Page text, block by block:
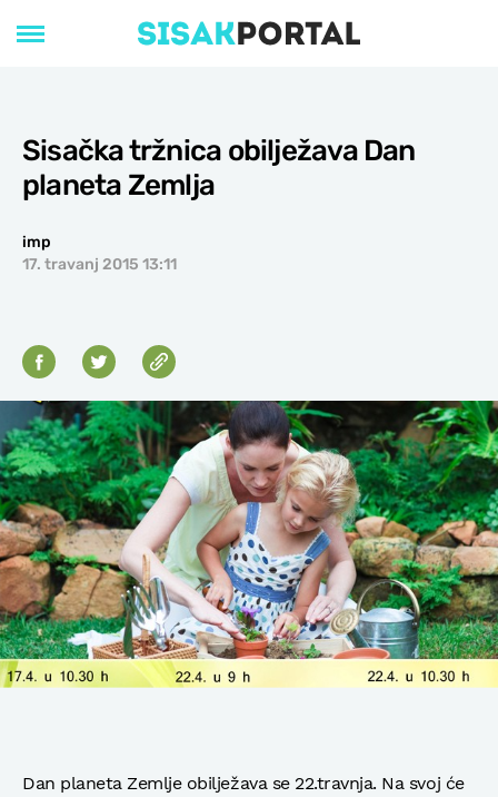
Sisačka tržnica obilježava Dan
planeta Zemlja
imp
17. travanj 2015 13:11
Dan planeta Zemlje obilježava se 22.travnja. Na svoj će